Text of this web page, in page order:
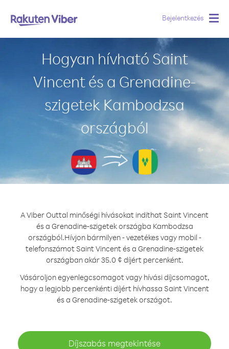
Bejelentkezés
Hogyan hívható Saint
Vincent és a Grenadine-
szigetek Kambodzsa
országból
A Viber Outtal minőségi hívásokat indíthat Saint Vincent
és a Grenadine-szigetek országba Kambodzsa
országból.Hívjon bármilyen - vezetékes vagy mobil -
telefonszámot Saint Vincent és a Grenadine-szigetek
országban akár 35.0 ¢ díjért percenként.
Vásároljon egyenlegcsomagot vagy hívási díjcsomagot,
hogy a legjobb percenkénti díjért hívhassa Saint Vincent
és a Grenadine-szigetek országot.
Díjszabás megtekintése